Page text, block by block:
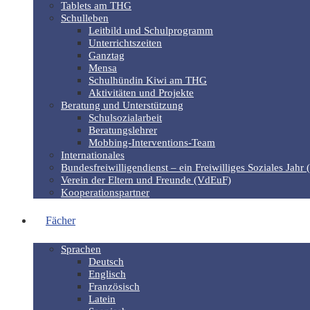
Tablets am THG
Schulleben
Leitbild und Schulprogramm
Unterrichtszeiten
Ganztag
Mensa
Schulhündin Kiwi am THG
Aktivitäten und Projekte
Beratung und Unterstützung
Schulsozialarbeit
Beratungslehrer
Mobbing-Interventions-Team
Internationales
Bundesfreiwilligendienst – ein Freiwilliges Soziales Jahr
Verein der Eltern und Freunde (VdEuF)
Kooperationspartner
Fächer
Sprachen
Deutsch
Englisch
Französisch
Latein